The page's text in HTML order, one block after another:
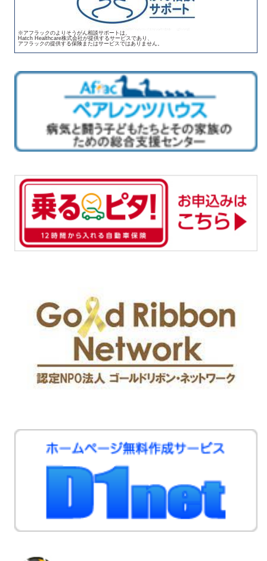
※アフラックのよりそうがん相談サポートは、
Hatch Healthcare株式会社が提供するサービスであり、
アフラックの提供する保険またはサービスではありません。